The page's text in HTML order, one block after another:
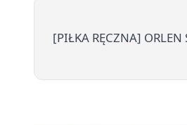
[PIŁKA RĘCZNA]